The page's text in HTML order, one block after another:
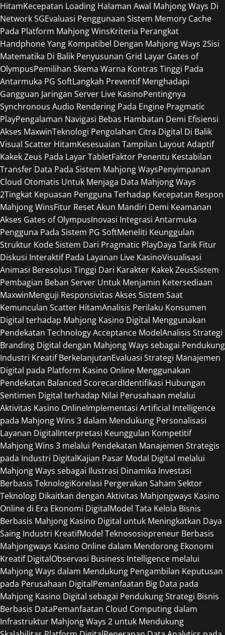
HitamKecepatan Loading Halaman Awal Mahjong Ways Di
Network 5GEvaluasi Penggunaan Sistem Memory Cache
Pada Platform Mahjong WinsKriteria Perangkat
Handphone Yang Kompatibel Dengan Mahjong Ways 2Sisi
Matematika Di Balik Penyusunan Grid Layar Gates of
OlympusPemilihan Skema Warna Kontras Tinggi Pada
Antarmuka PG SoftLangkah Preventif Menghadapi
Gangguan Jaringan Server Live KasinoPentingnya
Synchronous Audio Rendering Pada Engine Pragmatic
PlayPengalaman Navigasi Bebas Hambatan Demi Efisiensi
Akses MaxwinTeknologi Pengolahan Citra Digital Di Balik
Visual Scatter HitamKesesuaian Tampilan Layout Adaptif
Kakek Zeus Pada Layar TabletFaktor Penentu Kestabilan
Transfer Data Pada Sistem Mahjong WaysPenyimpanan
Cloud Otomatis Untuk Menjaga Data Mahjong Ways
2Tingkat Kepuasan Pengguna Terhadap Kecepatan Respon
Mahjong WinsFitur Reset Akun Mandiri Demi Keamanan
Akses Gates of OlympusInovasi Integrasi Antarmuka
Pengguna Pada Sistem PG SoftMeneliti Keunggulan
Struktur Kode Sistem Dari Pragmatic PlayDaya Tarik Fitur
Diskusi Interaktif Pada Layanan Live KasinoVisualisasi
Animasi Beresolusi Tinggi Dari Karakter Kakek ZeusSistem
Pembagian Beban Server Untuk Menjamin Ketersediaan
MaxwinMenguji Responsivitas Akses Sistem Saat
Kemunculan Scatter HitamAnalisis Perilaku Konsumen
Digital terhadap Mahjong Kasino Digital Menggunakan
Pendekatan Technology Acceptance ModelAnalisis Strategi
Branding Digital dengan Mahjong Ways sebagai Pendukung
Industri Kreatif BerkelanjutanEvaluasi Strategi Manajemen
Digital pada Platform Kasino Online Menggunakan
Pendekatan Balanced ScorecardIdentifikasi Hubungan
Sentimen Digital terhadap Nilai Perusahaan melalui
Aktivitas Kasino OnlineImplementasi Artificial Intelligence
pada Mahjong Wins 3 dalam Mendukung Personalisasi
Layanan DigitalInterpretasi Keunggulan Kompetitif
Mahjong Wins 3 melalui Pendekatan Manajemen Strategis
pada Industri DigitalKajian Pasar Modal Digital melalui
Mahjong Ways sebagai Ilustrasi Dinamika Investasi
Berbasis TeknologiKorelasi Pergerakan Saham Sektor
Teknologi Dikaitkan dengan Aktivitas Mahjongways Kasino
Online di Era Ekonomi DigitalModel Tata Kelola Bisnis
Berbasis Mahjong Kasino Digital untuk Meningkatkan Daya
Saing Industri KreatifModel Teknososiopreneur Berbasis
Mahjongways Kasino Online dalam Mendorong Ekonomi
Kreatif DigitalObservasi Business Intelligence melalui
Mahjong Ways dalam Mendukung Pengambilan Keputusan
pada Perusahaan DigitalPemanfaatan Big Data pada
Mahjong Kasino Digital sebagai Pendukung Strategi Bisnis
Berbasis DataPemanfaatan Cloud Computing dalam
Infrastruktur Mahjong Ways 2 untuk Mendukung